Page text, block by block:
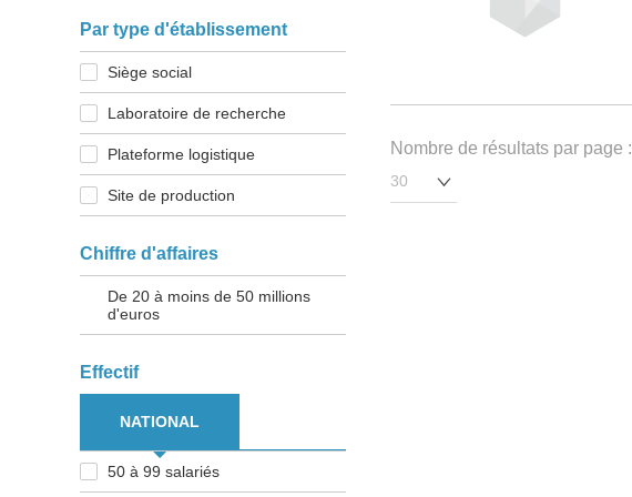
Par type d'établissement
Siège social
Laboratoire de recherche
Plateforme logistique
Site de production
Chiffre d'affaires
De 20 à moins de 50 millions
d'euros
Effectif
NATIONAL
50 à 99 salariés
Nombre de résultats par page :